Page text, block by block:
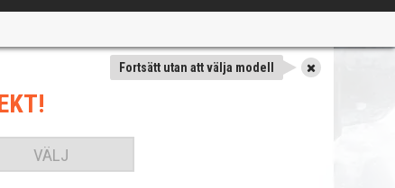
Fortsätt utan att välja modell
VÄLJ